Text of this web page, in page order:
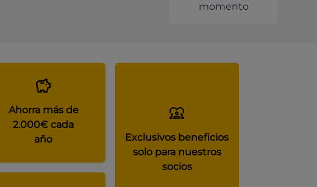
momento
Ahorra más de
2.000€ cada
año
Exclusivos beneficios
solo para nuestros
socios